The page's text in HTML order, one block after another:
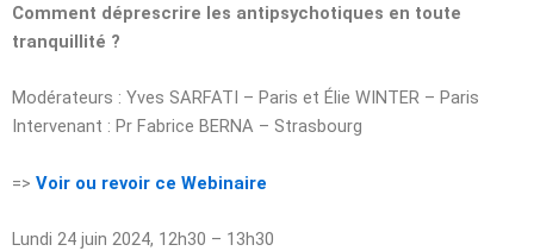
Comment déprescrire les antipsychotiques en toute
tranquillité ?
Modérateurs : Yves SARFATI – Paris et Élie WINTER – Paris
Intervenant : Pr Fabrice BERNA – Strasbourg
=> Voir ou revoir ce Webinaire
Lundi 24 juin 2024, 12h30 – 13h30